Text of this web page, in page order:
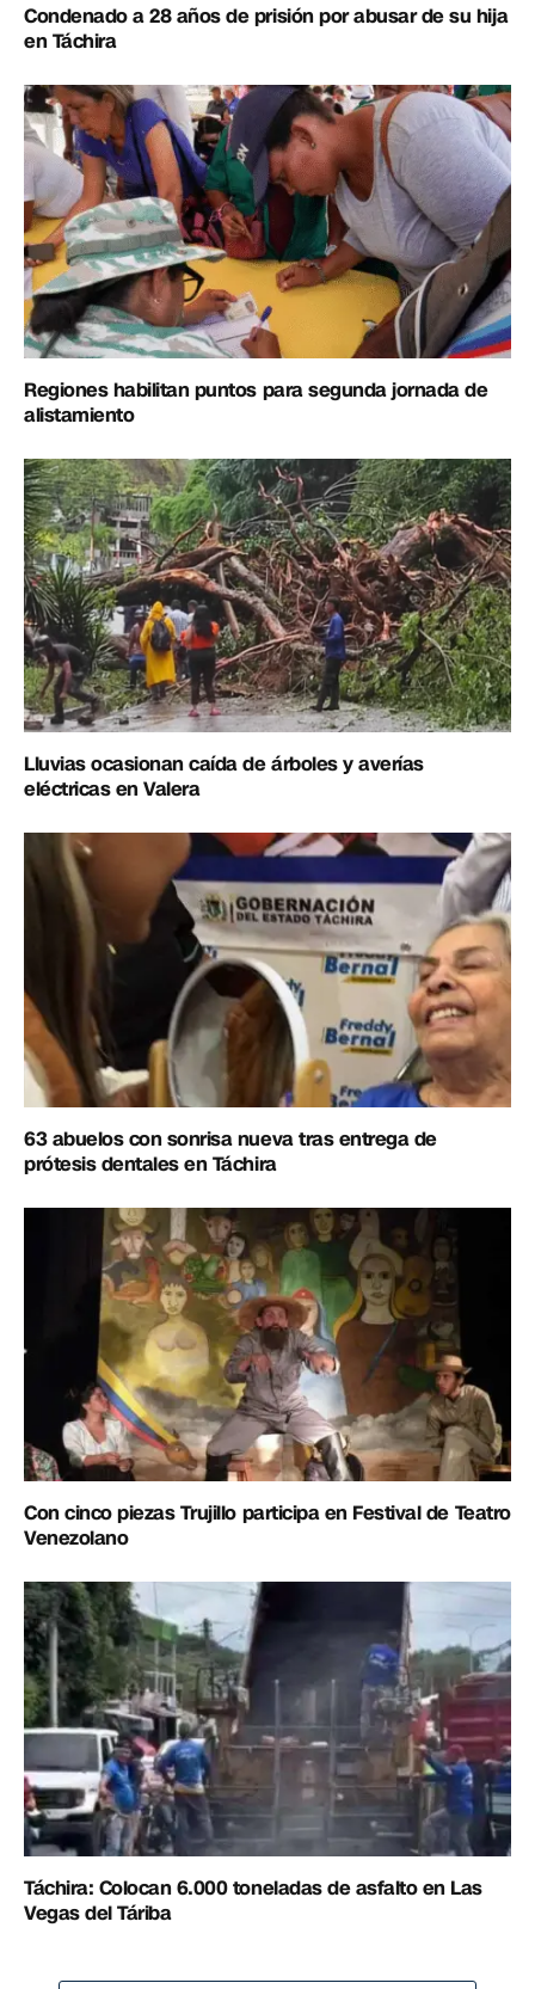
Condenado a 28 años de prisión por abusar de su hija
en Táchira
Regiones habilitan puntos para segunda jornada de
alistamiento
Lluvias ocasionan caída de árboles y averías
eléctricas en Valera
63 abuelos con sonrisa nueva tras entrega de
prótesis dentales en Táchira
Con cinco piezas Trujillo participa en Festival de Teatro
Venezolano
Táchira: Colocan 6.000 toneladas de asfalto en Las
Vegas del Táriba